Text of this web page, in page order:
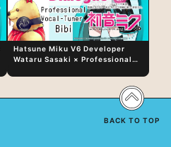
Hatsune Miku V6 Developer
Wataru Sasaki × Professional
Vocal Expression Lies in “Love
for the singing characters” and
BACK TO TOP